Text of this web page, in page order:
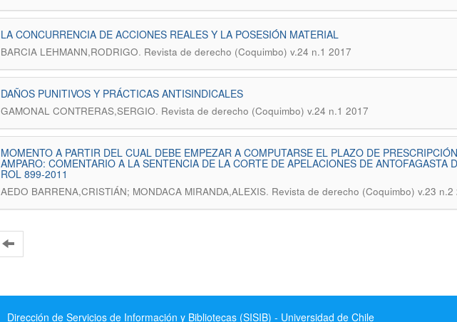
LA CONCURRENCIA DE ACCIONES REALES Y LA POSESIÓN MATERIAL
BARCIA LEHMANN,RODRIGO. Revista de derecho (Coquimbo) v.24 n.1 2017
DAÑOS PUNITIVOS Y PRÁCTICAS ANTISINDICALES
GAMONAL CONTRERAS,SERGIO. Revista de derecho (Coquimbo) v.24 n.1 2017
MOMENTO A PARTIR DEL CUAL DEBE EMPEZAR A COMPUTARSE EL PLAZO DE
AMPARO: COMENTARIO A LA SENTENCIA DE LA CORTE DE APELACIONES DE ANTOFAGASTA
ROL 899-2011
AEDO BARRENA,CRISTIÁN; MONDACA MIRANDA,ALEXIS. Revista de derecho (Coquimbo) v.23 n.2
Dirección de Servicios de Información y Bibliotecas (SISIB) - Universidad de Chile